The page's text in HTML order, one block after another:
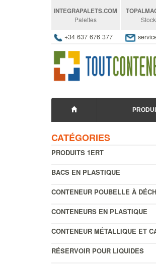
INTEGRAPALETS.COM
Palettes
+34 637 676 377
CATÉGORIES
PRODUITS 1ERT
BACS EN PLASTIQUE
CONTENEUR POUBELLE À
CONTENEURS EN PLASTIQUE
CONTENEUR MÉTALLIQUE ET
RÉSERVOIR POUR LIQUIDES